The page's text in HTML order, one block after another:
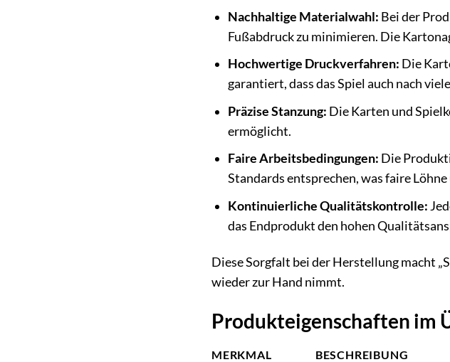
Nachhaltige Materialwahl: Bei der
Fußabdruck zu minimieren. Die
Hochwertige Druckverfahren: Die
garantiert, dass das Spiel auch nach
Präzise Stanzung: Die Karten und
ermöglicht.
Faire Arbeitsbedingungen: Die
Standards entsprechen, was faire
Kontinuierliche Qualitätskontrolle:
das Endprodukt den hohen
Diese Sorgfalt bei der Herstellung macht
wieder zur Hand nimmt.
Produkteigenschaften im
MERKMAL
BESCHREIBUNG